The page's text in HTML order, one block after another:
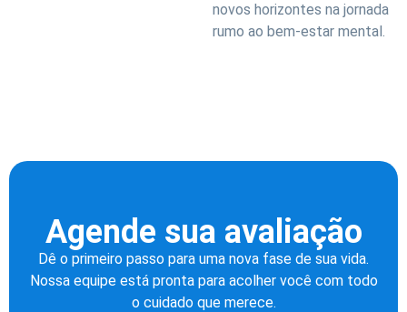
novos horizontes na jornada
rumo ao bem-estar mental.
Agende sua avaliação
Dê o primeiro passo para uma nova fase de sua vida.
Nossa equipe está pronta para acolher você com todo
o cuidado que merece.